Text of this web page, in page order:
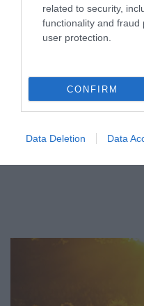
related to security,
functionality and
user protection.
CONFIRM
Data Deletion Data
szakemberek szerint a
növényvédelemmel még…